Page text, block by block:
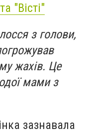
"Вісті"
з голови,
жахів. Це
мами з
зазнавала